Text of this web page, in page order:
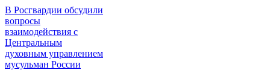
В Росгвардии обсудили
вопросы
взаимодействия с
Центральным
духовным управлением
мусульман России